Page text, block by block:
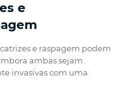
e
e raspagem podem
ambas sejam
invasivas com uma